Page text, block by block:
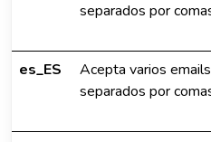
separados por
es_ES
Acepta varios emails
separados por